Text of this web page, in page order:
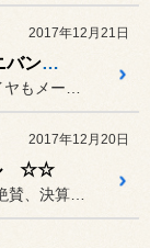
2017年12月21日
☆ スタッドレスタイヤ ミニバンサイズ まだ在庫ございます ☆
2017年12月20日
☆☆